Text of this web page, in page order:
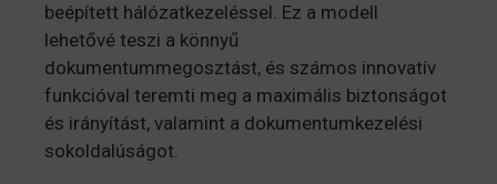
beépített hálózatkezeléssel. Ez a modell
lehetővé teszi a könnyű
dokumentummegosztást, és számos innovatív
funkcióval teremti meg a maximális biztonságot
és irányítást, valamint a dokumentumkezelési
sokoldalúságot.